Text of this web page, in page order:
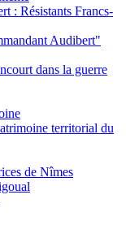
: Résistants Francs-
Audibert"
dans la guerre
territorial du
de Nîmes